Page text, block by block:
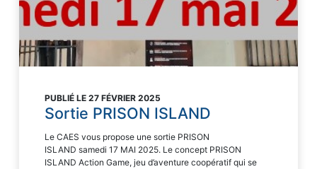
PUBLIÉ LE 27 FÉVRIER 2025
Sortie PRISON ISLAND
Le CAES vous propose une sortie PRISON
ISLAND samedi 17 MAI 2025. Le concept PRISON
ISLAND Action Game, jeu d’aventure coopératif qui se